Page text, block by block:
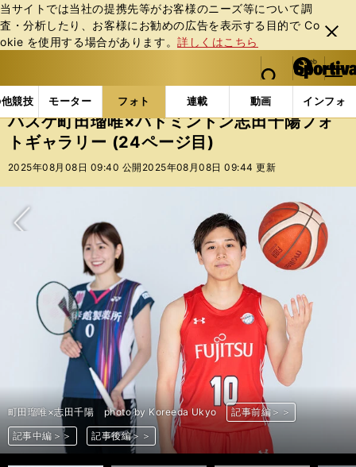
当サイトでは当社の提携先等がお客様のニーズ等について調
査・分析したり、お客様にお勧めの広告を表⽰する⽬的で Co
okie を使⽤する場合があります。詳しくはこちら
閉じ
る
web Sportiva (webスポルティーバ)
検索
マイペ
ー
ジ
メニュ
競技 モーター フォト 連載 動画 インフォ
b
ス
ポ
ル
バ
フォトギャラリー コラムフォト バスケ町田瑠唯×
バスケ町田瑠唯×バドミントン志田千陽フォ
トギャラリー (24ページ目)
2025年08月08日 09:40 公開 2025年08月08日 09:44 更新
町田瑠唯×志田千陽 photo by Koreeda Ukyo
記事前編＞＞
記事中編＞＞
記事後編＞＞
町田瑠唯×志田千陽 photo by Koreeda Ukyo
記事前編＞＞
記事中編＞＞
記事後編＞＞
町田瑠唯×志田千陽 photo by Koreeda Ukyo
記事前編＞＞
記事中編＞＞
記事後編＞＞
町田瑠唯×志田千陽 photo by Koreeda Ukyo
記事前編＞＞
記事中編＞＞
記事後編＞＞
町田瑠唯×志田千陽 photo by Koreeda Ukyo
記事前編＞＞
記事中編＞＞
記事後編＞＞
町田瑠唯×志田千陽 photo by Koreeda Ukyo
記事前編＞＞
記事中編＞＞
記事後編＞＞
町田瑠唯×志田千陽 photo by Koreeda Ukyo
記事前編＞＞
記事中編＞＞
記事後編＞＞
町田瑠唯×志田千陽 photo by Koreeda Ukyo
記事前編＞＞
記事中編＞＞
記事後編＞＞
町田瑠唯×志田千陽 photo by Koreeda Ukyo
記事前編＞＞
記事中編＞＞
記事後編＞＞
町田瑠唯×志田千陽 photo by Koreeda Ukyo
記事前編＞＞
記事中編＞＞
記事後編＞＞
町田瑠唯×志田千陽 photo by Koreeda Ukyo
記事前編＞＞
記事中編＞＞
記事後編＞＞
町田瑠唯×志田千陽 photo by Koreeda Ukyo
記事前編＞＞
記事中編＞＞
記事後編＞＞
町田瑠唯×志田千陽 photo by Koreeda Ukyo
記事前編＞＞
記事中編＞＞
記事後編＞＞
町田瑠唯×志田千陽 photo by Koreeda Ukyo
記事前編＞＞
記事中編＞＞
記事後編＞＞
町田瑠唯×志田千陽 photo by Koreeda Ukyo
記事前編＞＞
記事中編＞＞
記事後編＞＞
町田瑠唯×志田千陽 photo by Koreeda Ukyo
記事前編＞＞
記事中編＞＞
記事後編＞＞
町田瑠唯×志田千陽 photo by Koreeda Ukyo
記事前編＞＞
記事中編＞＞
記事後編＞＞
町田瑠唯×志田千陽 photo by Koreeda Ukyo
記事前編＞＞
記事中編＞＞
記事後編＞＞
町田瑠唯×志田千陽 photo by Koreeda Ukyo
記事前編＞＞
記事中編＞＞
記事後編＞＞
町田瑠唯×志田千陽 photo by Koreeda Ukyo
記事前編＞＞
記事中編＞＞
記事後編＞＞
町田瑠唯×志田千陽 photo by Koreeda Ukyo
記事前編＞＞
記事中編＞＞
記事後編＞＞
町田瑠唯×志田千陽 photo by Koreeda Ukyo
記事前編＞＞
記事中編＞＞
記事後編＞＞
町田瑠唯×志田千陽 photo by Koreeda Ukyo
記事前編＞＞
記事中編＞＞
記事後編＞＞
町田瑠唯×志田千陽 photo by Koreeda Ukyo
記事前編＞＞
記事中編＞＞
記事後編＞＞
町田瑠唯×志田千陽 photo by Koreeda Ukyo
記事前編＞＞
記事中編＞＞
記事後編＞＞
町田瑠唯×志田千陽 photo by Koreeda Ukyo
記事前編＞＞
記事中編＞＞
記事後編＞＞
町田瑠唯×志田千陽 photo by Koreeda Ukyo
記事前編＞＞
記事中編＞＞
記事後編＞＞
町田瑠唯×志田千陽 photo by Koreeda Ukyo
記事前編＞＞
記事中編＞＞
記事後編＞＞
前へ